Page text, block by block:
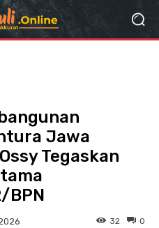
Jawa
Tegaskan
BPN
0
32